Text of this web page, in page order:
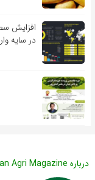
افزایش
در سایه
درباره Iran Agri Magazine